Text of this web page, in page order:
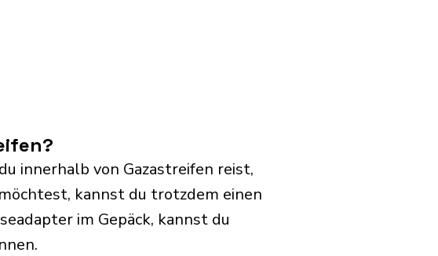
innerhalb von Gazastreifen reist,
kannst du trotzdem einen
im Gepäck, kannst du